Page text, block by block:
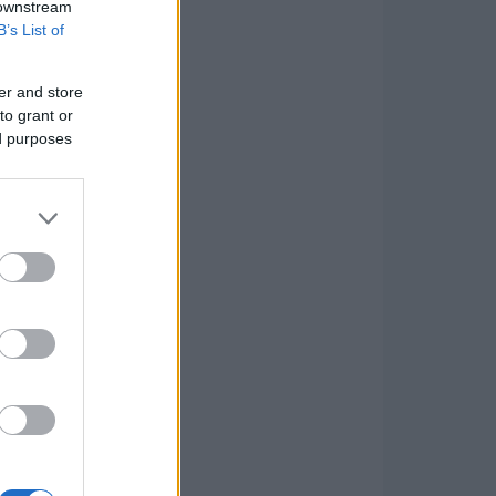
List of
and store
grant or
purposes